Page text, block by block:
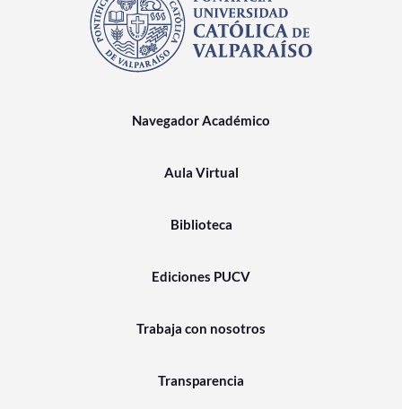
Navegador Académico
Aula Virtual
Biblioteca
Ediciones PUCV
Trabaja con nosotros
Transparencia